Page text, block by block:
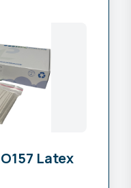
Latex